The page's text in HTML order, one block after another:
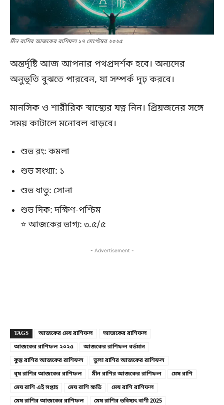
মীন রাশির আজকের রাশিফল ১৭ সেপ্টেম্বর ২০২৫
অন্তর্দৃষ্টি আজ আপনার পথপ্রদর্শক হবে। অন্যদের
অনুভূতি বুঝতে পারবেন, যা সম্পর্ক দৃঢ় করবে।
মানসিক ও শারীরিক স্বাস্থ্যের যত্ন নিন। প্রিয়জনের সঙ্গে
সময় কাটালে মনোবল বাড়বে।
শুভ রং: কমলা
শুভ সংখ্যা: ১
শুভ ধাতু: সোনা
শুভ দিক: দক্ষিণ-পশ্চিম
⭐ আজকের ভাগ্য: ৩.৫/৫
- Advertisement -
TAGS আজকের মেষ রাশিফল
আজকের রাশিফল
আজকের রাশিফল ২০২৫
আজকের রাশিফল বর্তমান
কুম্ভ রাশির আজকের রাশিফল
তুলা রাশির আজকের রাশিফল
বৃষ রাশির আজকের রাশিফল
মীন রাশির আজকের রাশিফল
মেষ রাশি
মেষ রাশি এই সপ্তাহ
মেষ রাশি ক্ষতি
মেষ রাশি রাশিফল
মেষ রাশির আজকের রাশিফল
মেষ রাশির ভবিষ্যৎ বাণী 2025